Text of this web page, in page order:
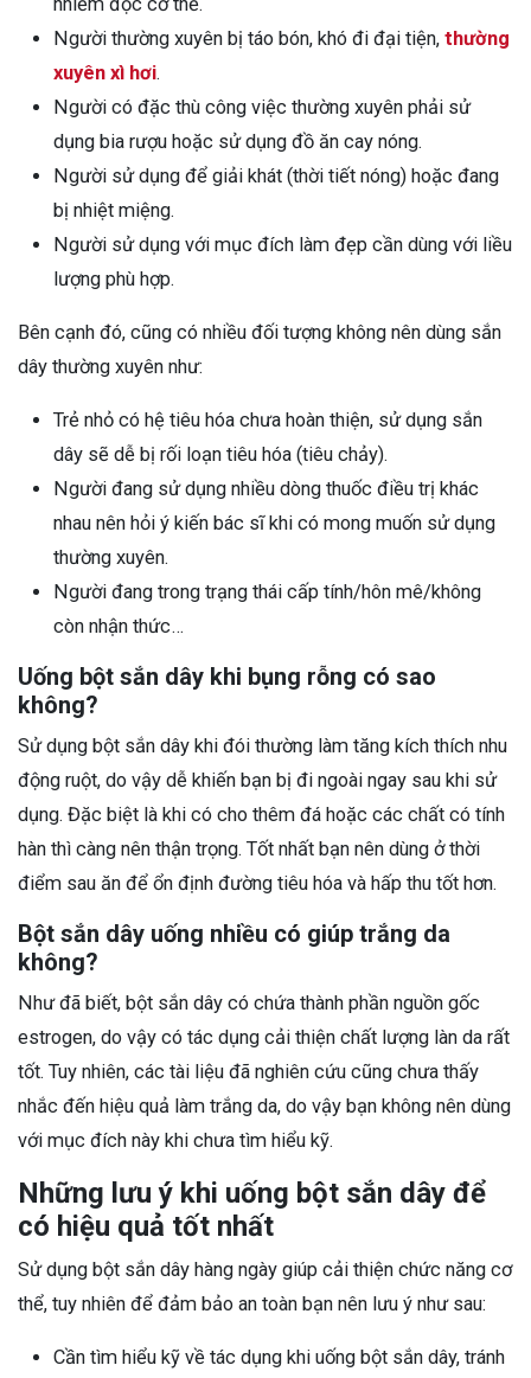
nhiễm độc cơ thể.
Người thường xuyên bị táo bón, khó đi đại tiện, thường
xuyên xì hơi.
Người có đặc thù công việc thường xuyên phải sử
dụng bia rượu hoặc sử dụng đồ ăn cay nóng.
Người sử dụng để giải khát (thời tiết nóng) hoặc đang
bị nhiệt miệng.
Người sử dụng với mục đích làm đẹp cần dùng với liều
lượng phù hợp.
Bên cạnh đó, cũng có nhiều đối tượng không nên dùng sắn
dây thường xuyên như:
Trẻ nhỏ có hệ tiêu hóa chưa hoàn thiện, sử dụng sắn
dây sẽ dễ bị rối loạn tiêu hóa (tiêu chảy).
Người đang sử dụng nhiều dòng thuốc điều trị khác
nhau nên hỏi ý kiến bác sĩ khi có mong muốn sử dụng
thường xuyên.
Người đang trong trạng thái cấp tính/hôn mê/không
còn nhận thức…
Uống bột sắn dây khi bụng rỗng có sao
không?
Sử dụng bột sắn dây khi đói thường làm tăng kích thích nhu
động ruột, do vậy dễ khiến bạn bị đi ngoài ngay sau khi sử
dụng. Đặc biệt là khi có cho thêm đá hoặc các chất có tính
hàn thì càng nên thận trọng. Tốt nhất bạn nên dùng ở thời
điểm sau ăn để ổn định đường tiêu hóa và hấp thu tốt hơn.
Bột sắn dây uống nhiều có giúp trắng da
không?
Như đã biết, bột sắn dây có chứa thành phần nguồn gốc
estrogen, do vậy có tác dụng cải thiện chất lượng làn da rất
tốt. Tuy nhiên, các tài liệu đã nghiên cứu cũng chưa thấy
nhắc đến hiệu quả làm trắng da, do vậy bạn không nên dùng
với mục đích này khi chưa tìm hiểu kỹ.
Những lưu ý khi uống bột sắn dây để
có hiệu quả tốt nhất
Sử dụng bột sắn dây hàng ngày giúp cải thiện chức năng cơ
thể, tuy nhiên để đảm bảo an toàn bạn nên lưu ý như sau:
Cần tìm hiểu kỹ về tác dụng khi uống bột sắn dây, tránh